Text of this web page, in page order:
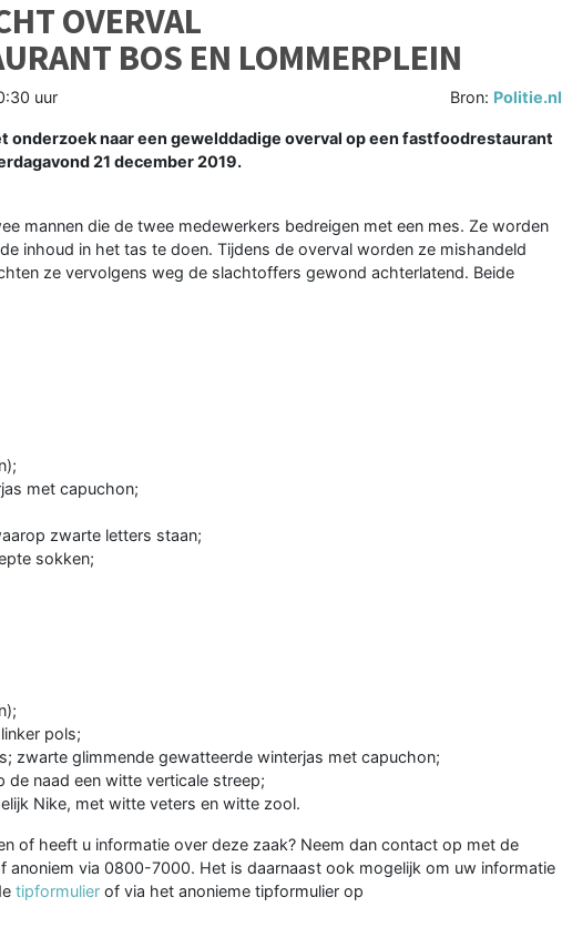
OVERVAL
BOS EN LOMMERPLEIN
uur Bron: Politie.nl
onderzoek naar een gewelddadige overval op een fastfoodrestaurant
21 december 2019.
mannen die de twee medewerkers bedreigen met een mes. Ze worden
inhoud in het tas te doen. Tijdens de overval worden ze mishandeld
ze vervolgens weg de slachtoffers gewond achterlatend. Beide
met capuchon;
zwarte letters staan;
sokken;
pols;
zwarte glimmende gewatteerde winterjas met capuchon;
naad een witte verticale streep;
Nike, met witte veters en witte zool.
of heeft u informatie over deze zaak? Neem dan contact op met de
via 0800-7000. Het is daarnaast ook mogelijk om uw informatie
tipformulier of via het anonieme tipformulier op